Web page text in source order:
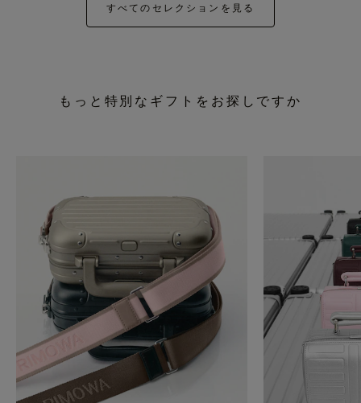
すべてのセレクションを見る
もっと特別なギフトをお探しですか